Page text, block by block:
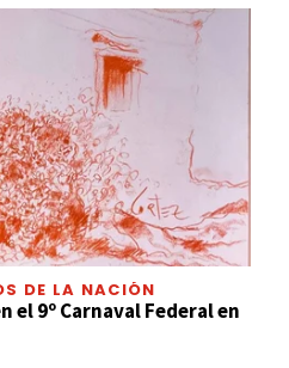
DE LA NACIÓN
el 9º Carnaval Federal en